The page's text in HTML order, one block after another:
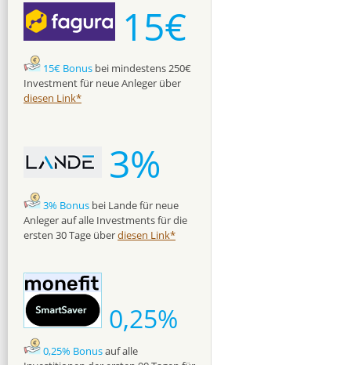
15€
15€ Bonus bei mindestens 250€
Investment für neue Anleger über
diesen Link*
3%
3% Bonus bei Lande für neue
Anleger auf alle Investments für die
ersten 30 Tage überdiesen Link*
0,25%
0,25% Bonusauf alle